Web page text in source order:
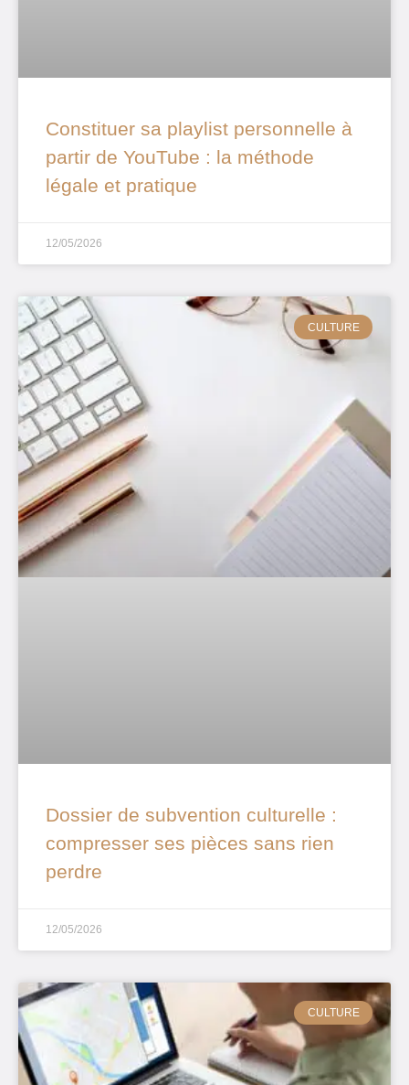
Constituer sa playlist personnelle à
partir de YouTube : la méthode
légale et pratique
12/05/2026
CULTURE
Dossier de subvention culturelle :
compresser ses pièces sans rien
perdre
12/05/2026
CULTURE